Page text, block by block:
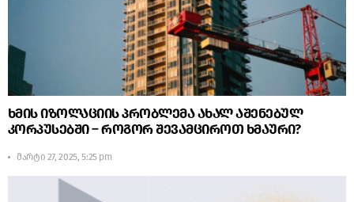
ხმის იზოლაციის პრობლემა ახალ აშენებულ
კორპუსებში – როგორ შევამციროთ ხმაური?
მარტი 27, 2025, 5:25 pm